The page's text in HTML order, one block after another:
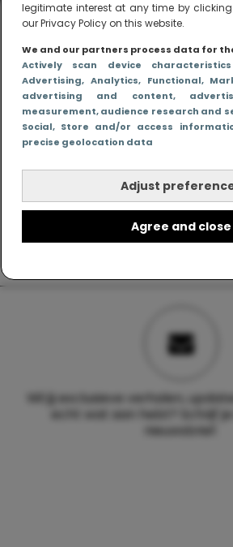
legitimate interest at any time by clicking
our Privacy Policy on this website.
We and our partners process data for
Actively scan device
Advertising, Analytics, Functional,
advertising and content,
measurement, audience research and
Social, Store and/or access
precise geolocation data
Adjust
Agree and close
Wil jij exclusieve verhalen,
echt wat aan hebt? Schrijf
nieuwsbrief.